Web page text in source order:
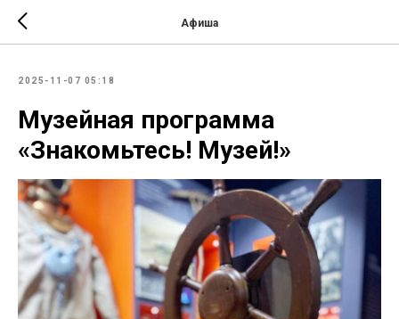
Афиша
2025-11-07 05:18
Музейная программа
«Знакомьтесь! Музей!»